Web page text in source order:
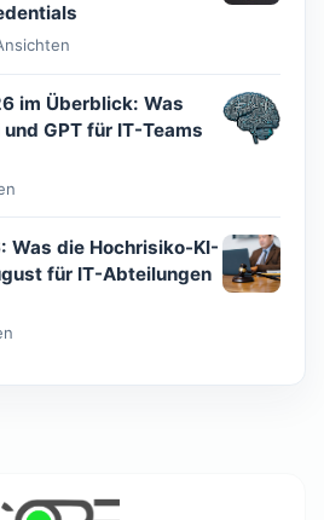
im Überblick: Was
GPT für IT-Teams
Was die Hochrisiko-KI-
für IT-Abteilungen